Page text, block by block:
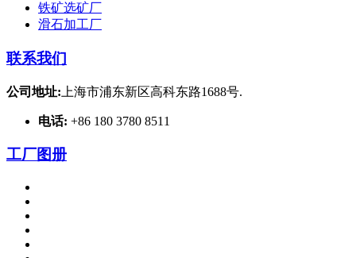
铁矿选矿厂
滑石加工厂
联系我们
公司地址: 上海市浦东新区高科东路1688号.
电话: +86 180 3780 8511
工厂图册